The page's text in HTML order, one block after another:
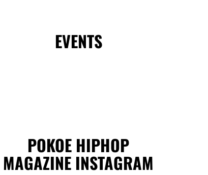
EVENTS
POKOE HIPHOP
MAGAZINE INSTAGRAM